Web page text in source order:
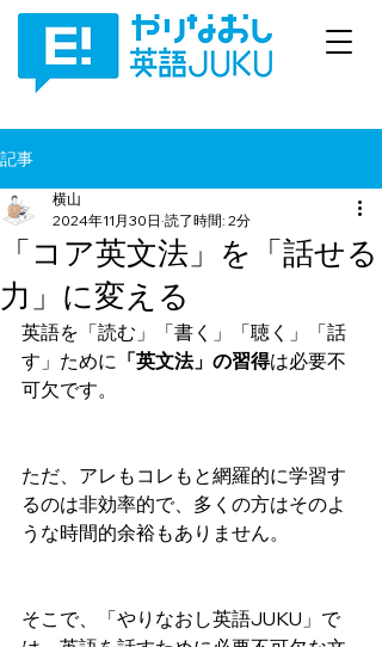
記事
「コア英文法」を「話せる
力」に変える
横山
2024年11月30日 読了時間: 2分
英語を「読む」「書く」「聴く」「話
す」ために 「英文法」の習得は必要不
可欠です。
ただ、アレもコレもと網羅的に学習す
るのは非効率的で、多くの方はそのよ
うな時間的余裕もありません。
そこで、「やりなおし英語JUKU」で